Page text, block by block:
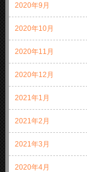
2020年9月
2020年10月
2020年11月
2020年12月
2021年1月
2021年2月
2021年3月
2020年4月